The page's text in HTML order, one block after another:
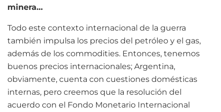
minera…
Todo este contexto internacional de la guerra
también impulsa los precios del petróleo y el gas,
además de los commodities. Entonces, tenemos
buenos precios internacionales; Argentina,
obviamente, cuenta con cuestiones domésticas
internas, pero creemos que la resolución del
acuerdo con el Fondo Monetario Internacional